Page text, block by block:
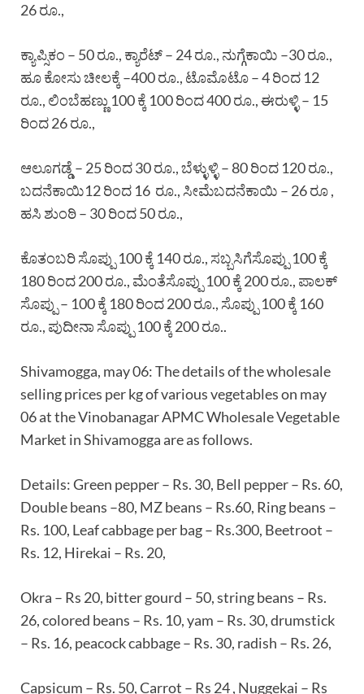
26 ರೂ.,
ಕ್ಯಾಪ್ಸಿಕಂ – 50 ರೂ., ಕ್ಯಾರೆಟ್ – 24 ರೂ., ನುಗ್ಗೆಕಾಯಿ –30 ರೂ.,
ಹೂ ಕೋಸು ಚೀಲಕ್ಕೆ –400 ರೂ., ಟೊಮೊಟೊ – 4 ರಿಂದ 12
ರೂ., ಲಿಂಬೆಹಣ್ಣು 100 ಕ್ಕೆ 100 ರಿಂದ 400 ರೂ., ಈರುಳ್ಳಿ – 15
ರಿಂದ 26 ರೂ.,
ಆಲೂಗಡ್ಡೆ – 25 ರಿಂದ 30 ರೂ., ಬೆಳ್ಳುಳ್ಳಿ – 80 ರಿಂದ 120 ರೂ.,
ಬದನೆಕಾಯಿ12 ರಿಂದ 16 ರೂ., ಸೀಮೆಬದನೆಕಾಯಿ – 26 ರೂ ,
ಹಸಿ ಶುಂಠಿ – 30 ರಿಂದ 50 ರೂ.,
ಕೊತಂಬರಿ ಸೊಪ್ಪು 100 ಕ್ಕೆ 140 ರೂ., ಸಬ್ಬಸಿಗೆಸೊಪ್ಪು 100 ಕ್ಕೆ
180 ರಿಂದ 200 ರೂ., ಮೆಂತೆಸೊಪ್ಪು 100 ಕ್ಕೆ 200 ರೂ., ಪಾಲಕ್
ಸೊಪ್ಪು – 100 ಕ್ಕೆ 180 ರಿಂದ 200 ರೂ., ಸೊಪ್ಪು 100 ಕ್ಕೆ 160
ರೂ., ಪುದೀನಾ ಸೊಪ್ಪು 100 ಕ್ಕೆ 200 ರೂ..
Shivamogga, may 06: The details of the wholesale
selling prices per kg of various vegetables on may
06 at the Vinobanagar APMC Wholesale Vegetable
Market in Shivamogga are as follows.
Details: Green pepper – Rs. 30, Bell pepper – Rs. 60,
Double beans –80, MZ beans – Rs.60, Ring beans –
Rs. 100, Leaf cabbage per bag – Rs.300, Beetroot –
Rs. 12, Hirekai – Rs. 20,
Okra – Rs 20, bitter gourd – 50, string beans – Rs.
26, colored beans – Rs. 10, yam – Rs. 30, drumstick
– Rs. 16, peacock cabbage – Rs. 30, radish – Rs. 26,
Capsicum – Rs. 50, Carrot – Rs 24 , Nuggekai – Rs